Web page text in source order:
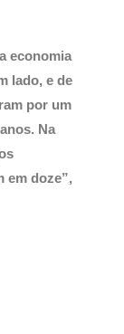
economia
lado, e de
por um
Na
em doze”,